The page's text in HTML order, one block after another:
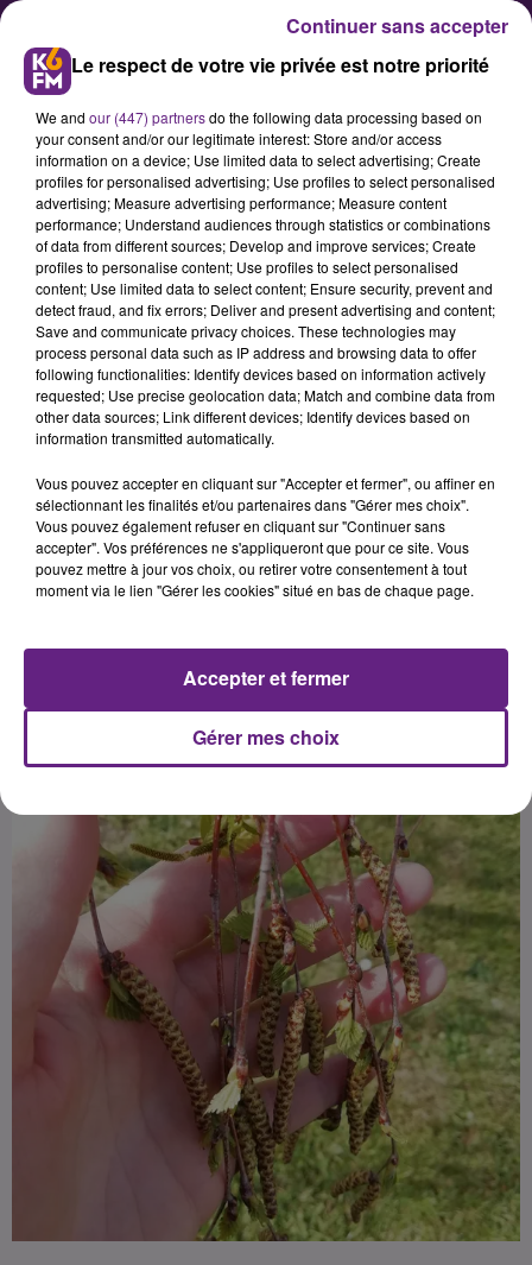
LES POLLENS D’AMBROISIE SOUS
SURVEILLANCE EN BFC
L’ambroisie est une plante
hautement allergisante : 5 grains
de pollen par mètre cube d’air
suffisent pour que les symptômes
sensibles (rhinite, conjonctivite,
asthme, urticaire, eczéma...). Les
premiers résultats seront diffusés
ce vendredi 7 août
Publié : 3 août 2020 à 14h00 par Franck PELLOUX
Le respect de votre vie privée est notre priorité
We and our (447) partnersdo the following data processing based on
your consent and/or our legitimate interest: Store and/or access
information on a device; Use limited data to select advertising; Create
profiles for personalised advertising; Use profiles to select personalised
advertising; Measure advertising performance; Measure content
performance; Understand audiences through statistics or combinations
of data from different sources; Develop and improve services; Create
profiles to personalise content; Use profiles to select personalised
content; Use limited data to select content; Ensure security, prevent and
detect fraud, and fix errors; Deliver and present advertising and content;
Save and communicate privacy choices. These technologies may
process personal data such as IP address and browsing data to offer
following functionalities: Identify devices based on information actively
requested; Use precise geolocation data; Match and combine data from
other data sources; Link different devices; Identify devices based on
information transmitted automatically.
Vous pouvez accepter en cliquant sur "Accepter et fermer", ou affiner en
sélectionnant les finalités et/ou partenaires dans "Gérer mes choix".
Vous pouvez également refuser en cliquant sur "Continuer sans
accepter". Vos préférences ne s'appliqueront que pour ce site. Vous
pouvez mettre à jour vos choix, ou retirer votre consentement à tout
moment via le lien "Gérer les cookies" situé en bas de chaque page.
Gérer mes choix
Accepter et fermer
Continuer sans accepter